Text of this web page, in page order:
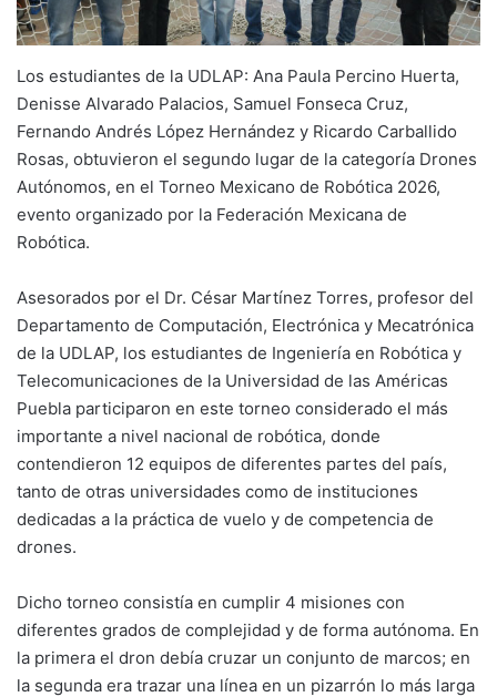
Los estudiantes de la UDLAP: Ana Paula Percino Huerta,
Denisse Alvarado Palacios, Samuel Fonseca Cruz,
Fernando Andrés López Hernández y Ricardo Carballido
Rosas, obtuvieron el segundo lugar de la categoría Drones
Autónomos, en el Torneo Mexicano de Robótica 2026,
evento organizado por la Federación Mexicana de
Robótica.
Asesorados por el Dr. César Martínez Torres, profesor del
Departamento de Computación, Electrónica y Mecatrónica
de la UDLAP, los estudiantes de Ingeniería en Robótica y
Telecomunicaciones de la Universidad de las Américas
Puebla participaron en este torneo considerado el más
importante a nivel nacional de robótica, donde
contendieron 12 equipos de diferentes partes del país,
tanto de otras universidades como de instituciones
dedicadas a la práctica de vuelo y de competencia de
drones.
Dicho torneo consistía en cumplir 4 misiones con
diferentes grados de complejidad y de forma autónoma. En
la primera el dron debía cruzar un conjunto de marcos; en
la segunda era trazar una línea en un pizarrón lo más larga